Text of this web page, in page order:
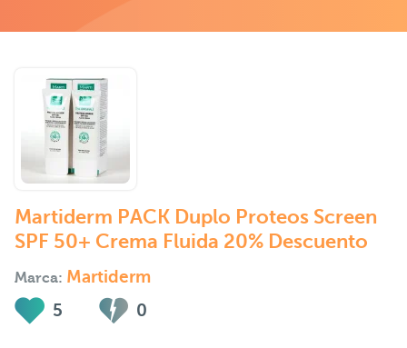
Martiderm PACK Duplo Proteos Screen
SPF 50+ Crema Fluida 20% Descuento
Marca: Martiderm
5
0